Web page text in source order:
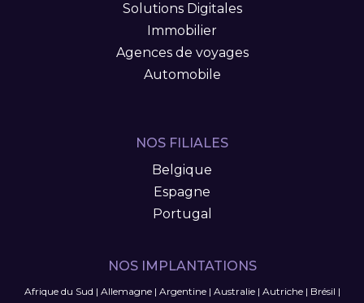
Solutions Digitales
Immobilier
Agences de voyages
Automobile
NOS FILIALES
Belgique
Espagne
Portugal
NOS IMPLANTATIONS
Afrique du Sud | Allemagne| Argentine| Australie| Autriche| Brésil |